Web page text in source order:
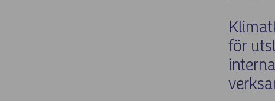
för
interna